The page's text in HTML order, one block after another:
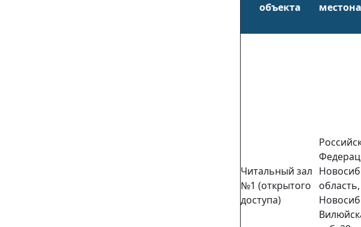
объекта
Читальный зал
№1 (открытого
доступа)
область,